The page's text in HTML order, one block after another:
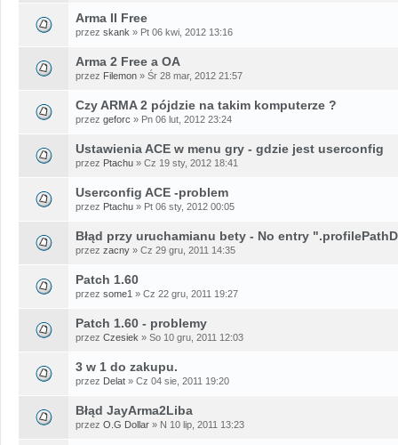
Arma II Free
przez skank » Pt 06 kwi, 2012 13:16
Arma 2 Free a OA
przez Filemon » Śr 28 mar, 2012 21:57
Czy ARMA 2 pójdzie na takim komputerze ?
przez geforc » Pn 06 lut, 2012 23:24
Ustawienia ACE w menu gry - gdzie jest userconfig
przez Ptachu » Cz 19 sty, 2012 18:41
Userconfig ACE -problem
przez Ptachu » Pt 06 sty, 2012 00:05
Błąd przy uruchamianu bety - No entry
przez zacny » Cz 29 gru, 2011 14:35
Patch 1.60
przez some1 » Cz 22 gru, 2011 19:27
Patch 1.60 - problemy
przez Czesiek » So 10 gru, 2011 12:03
3 w 1 do zakupu.
przez Delat » Cz 04 sie, 2011 19:20
Błąd JayArma2Liba
przez O.G Dollar » N 10 lip, 2011 13:23